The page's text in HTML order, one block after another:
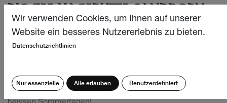
BIO TEE HAGEBUTTE-SANDDORN
24X1.2G
Unsere wunderbar erfrischende Bio Tee-Früchte-Kreation,
und fruchtig-blumigen Geschmacksnoten. Eine sanfte
Verwöhnung für alle Sinne sowohl im Winter als auch an
Wir verwenden Cookies, um Ihnen auf unserer
Website ein besseres Nutzererlebnis zu bieten.
Datenschutzrichtlinien
Nur essenzielle Alle erlauben Benutzerdefiniert